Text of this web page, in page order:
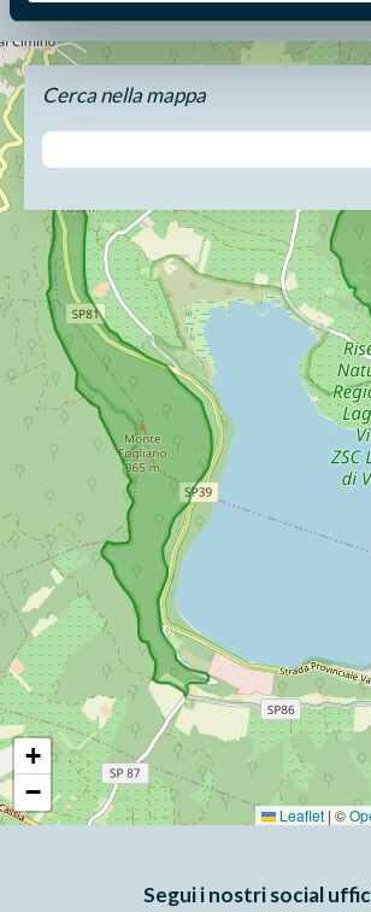
+
−
Leaflet | ©
Cerca nella mappa
Segui i nostri social